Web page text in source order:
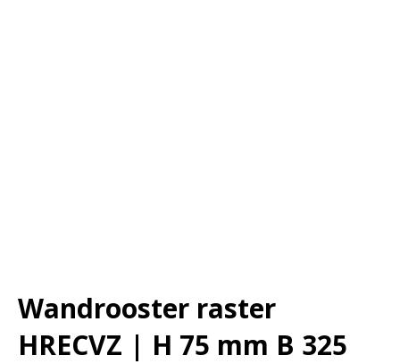
Wandrooster raster
HRECVZ | H 75 mm B 325